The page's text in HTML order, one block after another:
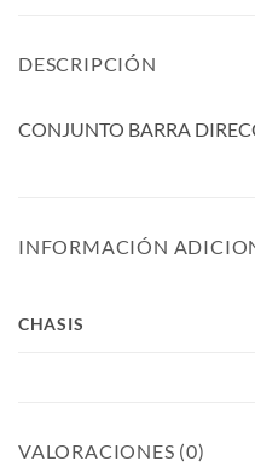
DESCRIPCIÓN
CONJUNTO BARRA
INFORMACIÓN
CHASIS
VALORACIONES (0)